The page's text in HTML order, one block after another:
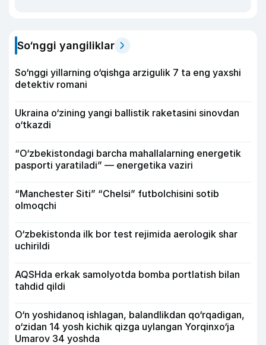
So‘nggi yangiliklar
So‘nggi yillarning o‘qishga arzigulik 7 ta eng yaxshi
detektiv romani
Ukraina o‘zining yangi ballistik raketasini sinovdan
o‘tkazdi
“O‘zbekistondagi barcha mahallalarning energetik
pasporti yaratiladi” — energetika vaziri
“Manchester Siti” “Chelsi” futbolchisini sotib
olmoqchi
O‘zbekistonda ilk bor test rejimida aerologik shar
uchirildi
AQSHda erkak samolyotda bomba portlatish bilan
tahdid qildi
O‘n yoshidanoq ishlagan, balandlikdan qo‘rqadigan,
o‘zidan 14 yosh kichik qizga uylangan Yorqinxo‘ja
Umarov 34 yoshda